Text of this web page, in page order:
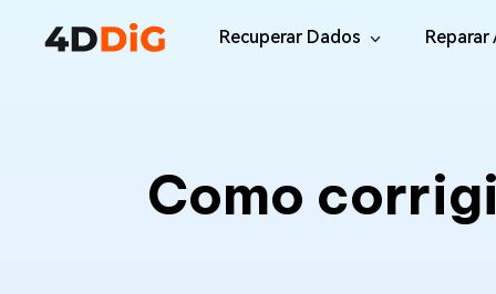
Recuperar Dados
Recuperar Arquivos Apagados de Win
Reparar
Email
Como